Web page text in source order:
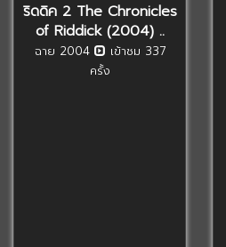
ริดดิค 2 The Chronicles
of Riddick (2004) ..
ฉาย 2004
เข้าชม 337
ครั้ง